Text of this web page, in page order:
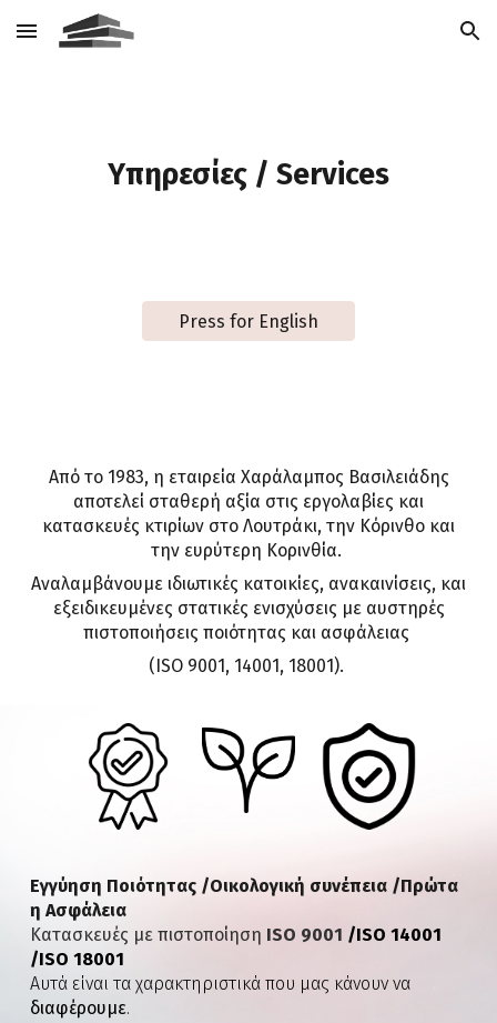
Skip to main content Skip to navigation
Υπηρεσίες / Services
Press for English
Από το 1983, η εταιρεία Χαράλαμπος Βασιλειάδης
αποτελεί σταθερή αξία στις εργολαβίες και
κατασκευές κτιρίων στο Λουτράκι, την Κόρινθο και
την ευρύτερη Κορινθία.
Αναλαμβάνουμε ιδιωτικές κατοικίες, ανακαινίσεις, και
εξειδικευμένες στατικές ενισχύσεις με αυστηρές
πιστοποιήσεις ποιότητας και ασφάλειας
(ISO 9001, 14001, 18001).
Εγγύηση Ποιότητας /Οικολογική συνέπεια /Πρώτα
η Ασφάλεια
Κατασκευές με πιστοποίηση ISO 9001 /ISO 14001
/ISO 18001
Αυτά είναι ταχαρακτηριστικά που μας κάνουν να
διαφέρουμε.